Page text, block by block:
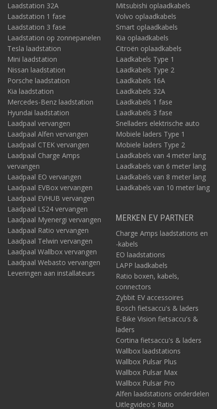
Laadstation 32A
Laadstation 1 fase
Laadstation 3 fase
Laadstation op zonnepanelen
Tesla laadstation
Mini laadstation
Nissan laadstation
Porsche laadstation
Kia laadstation
Mercedes-Benz laadstation
Hyundai laadstation
Laadpaal vervangen
Laadpaal Alfen vervangen
Laadpaal CTEK vervangen
Laadpaal Charge Amps
vervangen
Laadpaal EO vervangen
Laadpaal EVBox vervangen
Laadpaal EVHUB vervangen
Laadpaal LS24 vervangen
Laadpaal Myenergi vervangen
Laadpaal Ratio vervangen
Laadpaal Telwin vervangen
Laadpaal Wallbox vervangen
Laadpaal Webasto vervangen
Leveringen aan installateurs
Mitsubishi oplaadkabels
Volvo oplaadkabels
Smart oplaadkabels
Kia oplaadkabels
Citroën oplaadkabels
Laadkabels Type 1
Laadkabels Type 2
Laadkabels 16A
Laadkabels 32A
Laadkabels 1 fase
Laadkabels 3 fase
Snelladers elektrische auto
Mobiele laders Type 1
Mobiele laders Type 2
Laadkabels van 4 meter lang
Laadkabels van 6 meter lang
Laadkabels van 8 meter lang
Laadkabels van 10 meter lang
MERKEN EV PARTNER
Charge Amps laadstations en
-kabels
EO laadstations
LAPP laadkabels
Ratio boxen, kabels,
connectors
Zybbit EV accessoires
Bosch fietsaccu's & laders
E-Bike Vision fietsaccu's &
laders
Cortina fietsaccu's & laders
Wallbox laadstations
Wallbox Pulsar Plus
Wallbox Pulsar Max
Wallbox Pulsar Pro
Alfen laadstations onderdelen
Uitlegvideo's Ratio